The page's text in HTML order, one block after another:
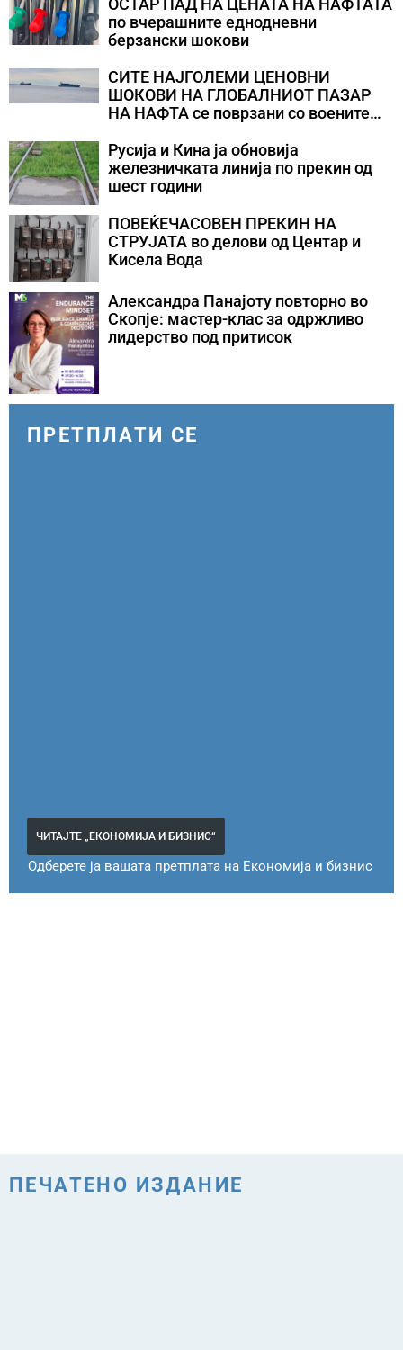
ОСТАР ПАД НА ЦЕНАТА НА НАФТАТА
по вчерашните еднодневни
берзански шокови
СИТЕ НАЈГОЛЕМИ ЦЕНОВНИ
ШОКОВИ НА ГЛОБАЛНИОТ ПАЗАР
НА НАФТА се поврзани со воените
Русија и Кина ја обновија
железничката линија по прекин од
шест години
ПОВЕЌЕЧАСОВЕН ПРЕКИН НА
СТРУЈАТА во делови од Центар и
Кисела Вода
Александра Панајоту повторно во
Скопје: мастер-клас за одржливо
лидерство под притисок
ПРЕТПЛАТИ СЕ
ЧИТАЈТЕ „ЕКОНОМИЈА И БИЗНИС“
Одберете ја вашата претплата на Економија и бизнис
ПЕЧАТЕНО ИЗДАНИЕ